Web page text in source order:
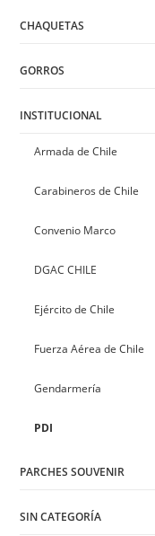
CHAQUETAS
GORROS
INSTITUCIONAL
Armada de Chile
Carabineros de Chile
Convenio Marco
DGAC CHILE
Ejército de Chile
Fuerza Aérea de Chile
Gendarmería
PDI
PARCHES SOUVENIR
SIN CATEGORÍA